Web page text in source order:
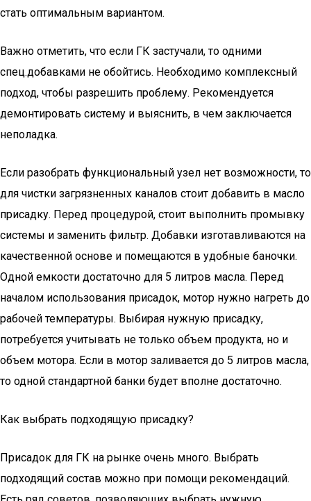
стать оптимальным вариантом.
Важно отметить, что если ГК застучали, то одними
спец.добавками не обойтись. Необходимо комплексный
подход, чтобы разрешить проблему. Рекомендуется
демонтировать систему и выяснить, в чем заключается
неполадка.
Если разобрать функциональный узел нет возможности, то
для чистки загрязненных каналов стоит добавить в масло
присадку. Перед процедурой, стоит выполнить промывку
системы и заменить фильтр. Добавки изготавливаются на
качественной основе и помещаются в удобные баночки.
Одной емкости достаточно для 5 литров масла. Перед
началом использования присадок, мотор нужно нагреть до
рабочей температуры. Выбирая нужную присадку,
потребуется учитывать не только объем продукта, но и
объем мотора. Если в мотор заливается до 5 литров масла,
то одной стандартной банки будет вполне достаточно.
Как выбрать подходящую присадку?
Присадок для ГК на рынке очень много. Выбрать
подходящий состав можно при помощи рекомендаций.